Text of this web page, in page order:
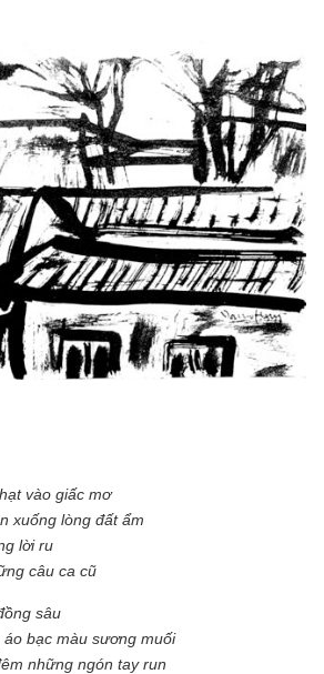
vào giấc mơ
xuống lòng đất ẩm
lời ru
câu ca cũ
sâu
bạc màu sương muối
những ngón tay run